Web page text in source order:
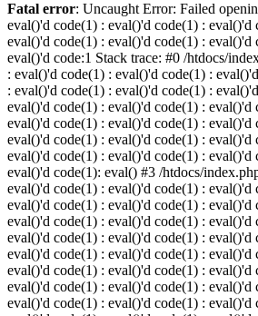
Fatal error: Uncaught Error: Failed
eval()'d code(1) : eval()'d code(1) :
eval()'d code(1) : eval()'d code(1) :
eval()'d code:1 Stack trace: #0 /htdocs/
: eval()'d code(1) : eval()'d code(1) :
: eval()'d code(1) : eval()'d code(1) :
eval()'d code(1) : eval()'d code(1) :
eval()'d code(1) : eval()'d code(1) :
eval()'d code(1) : eval()'d code(1) :
eval()'d code(1) : eval()'d code(1) :
eval()'d code(1): eval() #3 /htdocs/
eval()'d code(1) : eval()'d code(1) :
eval()'d code(1) : eval()'d code(1) :
eval()'d code(1) : eval()'d code(1) :
eval()'d code(1) : eval()'d code(1) :
eval()'d code(1) : eval()'d code(1) :
eval()'d code(1) : eval()'d code(1) :
eval()'d code(1) : eval()'d code(1) :
eval()'d code(1) : eval()'d code(1) :